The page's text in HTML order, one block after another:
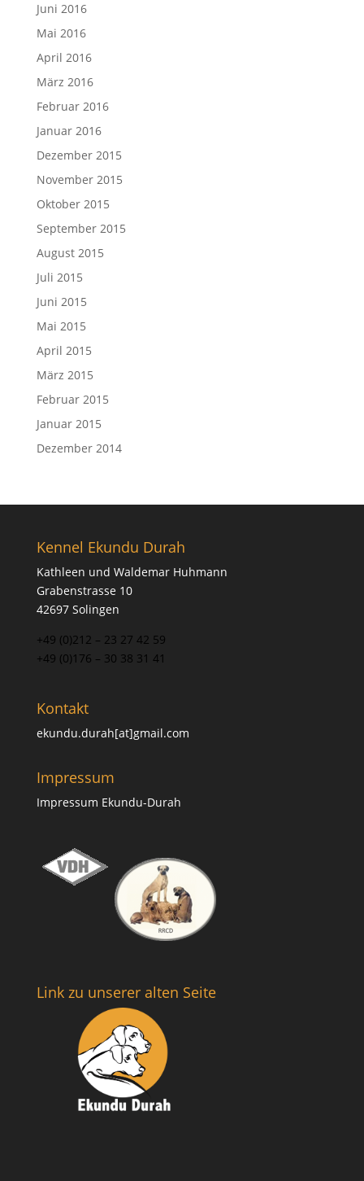
Juni 2016
Mai 2016
April 2016
März 2016
Februar 2016
Januar 2016
Dezember 2015
November 2015
Oktober 2015
September 2015
August 2015
Juli 2015
Juni 2015
Mai 2015
April 2015
März 2015
Februar 2015
Januar 2015
Dezember 2014
Kennel Ekundu Durah
Kathleen und Waldemar Huhmann
Grabenstrasse 10
42697 Solingen
+49 (0)212 – 23 27 42 59
+49 (0)176 – 30 38 31 41
Kontakt
ekundu.durah[at]gmail.com
Impressum
Impressum Ekundu-Durah
Link zu unserer alten Seite